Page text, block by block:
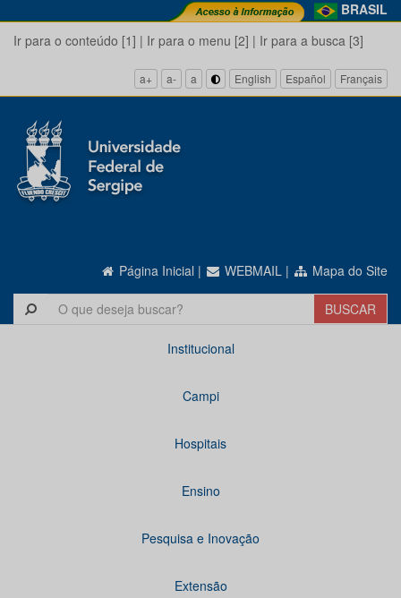
BRASIL
Ir para o conteúdo [1] | Ir para o menu [2] | Ir para a busca [3]
a+ a- a English Español Français
Página Inicial | WEBMAIL | Mapa do Site
Institucional
Campi
Hospitais
Ensino
Pesquisa e Inovação
Extensão